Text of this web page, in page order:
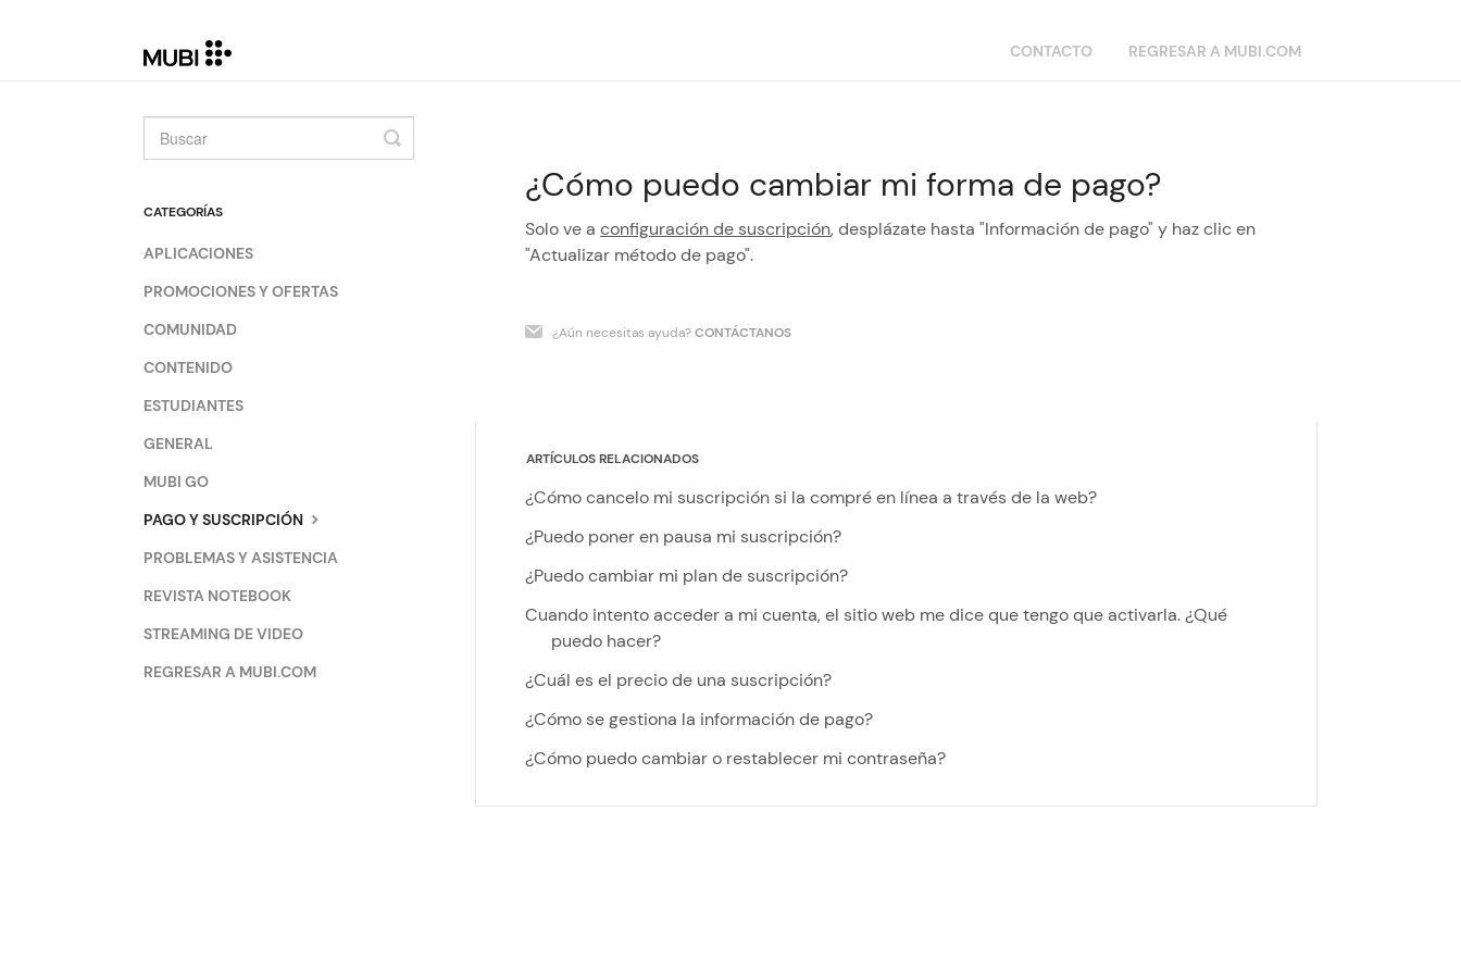
CONTACTO REGRESAR A MUBI.COM
¿Cómo puedo cambiar mi forma de pago?
Solo ve a configuración de suscripción, desplázate hasta "Información de pago" y haz clic en
"Actualizar método de pago".
¿Aún necesitas ayuda?CONTÁCTANOS
ARTÍCULOS RELACIONADOS
¿Cómo cancelo mi suscripción si la compré en línea a través de la web?
¿Puedo poner en pausa mi suscripción?
¿Puedo cambiar mi plan de suscripción?
Cuando intento acceder a mi cuenta, el sitio web me dice que tengo que activarla. ¿Qué
puedo hacer?
¿Cuál es el precio de una suscripción?
¿Cómo se gestiona la información de pago?
¿Cómo puedo cambiar o restablecer mi contraseña?
Toggle
Search
CATEGORÍAS
APLICACIONES
PROMOCIONES Y OFERTAS
COMUNIDAD
CONTENIDO
ESTUDIANTES
GENERAL
MUBI GO
PAGO Y SUSCRIPCIÓN
PROBLEMAS Y ASISTENCIA
REVISTA NOTEBOOK
STREAMING DE VIDEO
REGRESAR A MUBI.COM